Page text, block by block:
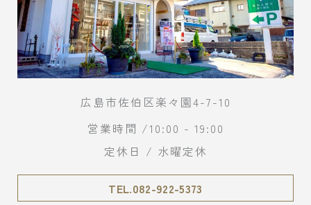
広島市佐伯区楽々園4-7-10
営業時間 /10:00 - 19:00
定休日 / 水曜定休
TEL.082-922-5373